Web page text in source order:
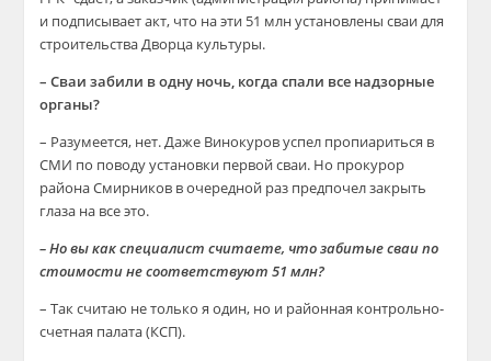
и подписывает акт, что на эти 51 млн установлены сваи для
строительства Дворца культуры.
– Сваи забили в одну ночь, когда спали все надзорные
органы?
– Разумеется, нет. Даже Винокуров успел пропиариться в
СМИ по поводу установки первой сваи. Но прокурор
района Смирников в очередной раз предпочел закрыть
глаза на все это.
– Но вы как специалист считаете, что забитые сваи по
стоимости не соответствуют 51 млн?
– Так считаю не только я один, но и районная контрольно-
счетная палата (КСП).